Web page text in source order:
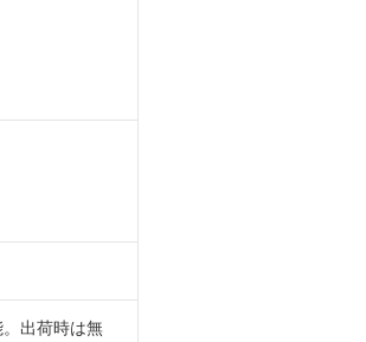
出荷時は無